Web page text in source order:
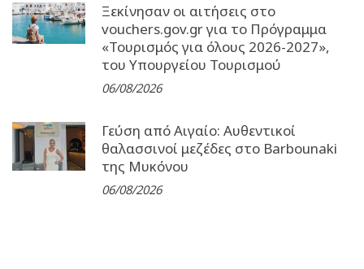
Ξεκίνησαν οι αιτήσεις στο
vouchers.gov.gr για το Πρόγραμμα
«Τουρισμός για όλους 2026-2027»,
του Υπουργείου Τουρισμού
06/08/2026
Γεύση από Αιγαίο: Αυθεντικοί
θαλασσινοί μεζέδες στο Barbounaki
της Μυκόνου
06/08/2026